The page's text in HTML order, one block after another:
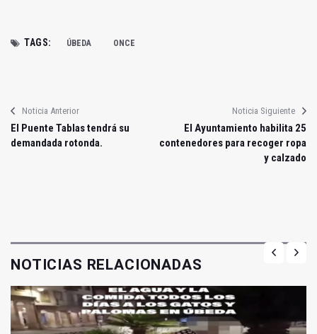
TAGS: ÚBEDA ONCE
Noticia Anterior
El Puente Tablas tendrá su
demandada rotonda.
Noticia Siguiente
El Ayuntamiento habilita 25
contenedores para recoger ropa
y calzado
NOTICIAS RELACIONADAS